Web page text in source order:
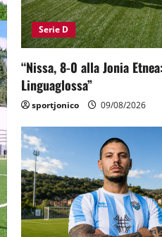
Serie D
“Nissa, 8-0 alla Jonia
Linguaglossa”
sportjonico 09/08/2026